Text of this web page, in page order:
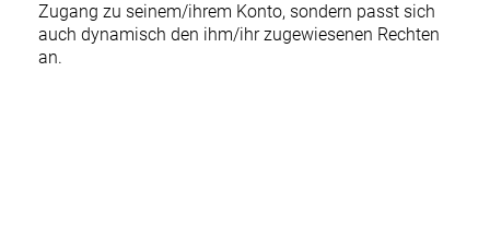
Zugang zu seinem/ihrem Konto, sondern passt sich
auch dynamisch den ihm/ihr zugewiesenen Rechten
an.